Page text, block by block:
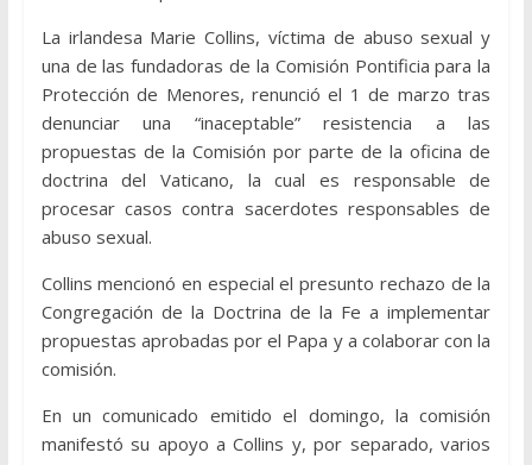
La irlandesa Marie Collins, víctima de abuso sexual y
una de las fundadoras de la Comisión Pontificia para la
Protección de Menores, renunció el 1 de marzo tras
denunciar una “inaceptable” resistencia a las
propuestas de la Comisión por parte de la oficina de
doctrina del Vaticano, la cual es responsable de
procesar casos contra sacerdotes responsables de
abuso sexual.
Collins mencionó en especial el presunto rechazo de la
Congregación de la Doctrina de la Fe a implementar
propuestas aprobadas por el Papa y a colaborar con la
comisión.
En un comunicado emitido el domingo, la comisión
manifestó su apoyo a Collins y, por separado, varios